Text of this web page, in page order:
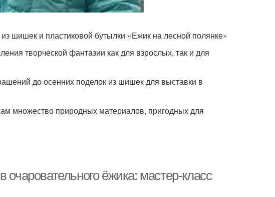
шишек и пластиковой бутылки «Ежик на лесной полянке»
творческой фантазии как для взрослых, так и для
до осенних поделок из шишек для выставки в
множество природных материалов, пригодных для
ёжика: мастер-класс